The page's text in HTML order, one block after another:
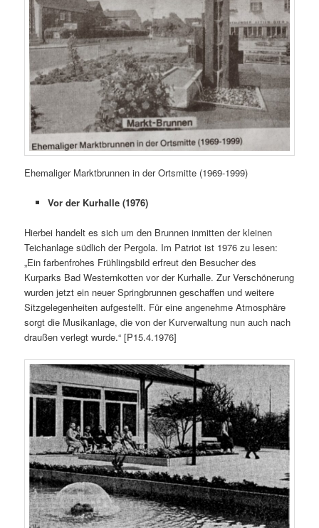
Ehemaliger Marktbrunnen in der Ortsmitte (1969-1999)
Vor der Kurhalle (1976)
Hierbei handelt es sich um den Brunnen inmitten der kleinen
Teichanlage südlich der Pergola. Im Patriot ist 1976 zu lesen:
„Ein farbenfrohes Frühlingsbild erfreut den Besucher des
Kurparks Bad Westernkotten vor der Kurhalle. Zur Verschönerung
wurden jetzt ein neuer Springbrunnen geschaffen und weitere
Sitzgelegenheiten aufgestellt. Für eine angenehme Atmosphäre
sorgt die Musikanlage, die von der Kurverwaltung nun auch nach
draußen verlegt wurde.“ [P15.4.1976]